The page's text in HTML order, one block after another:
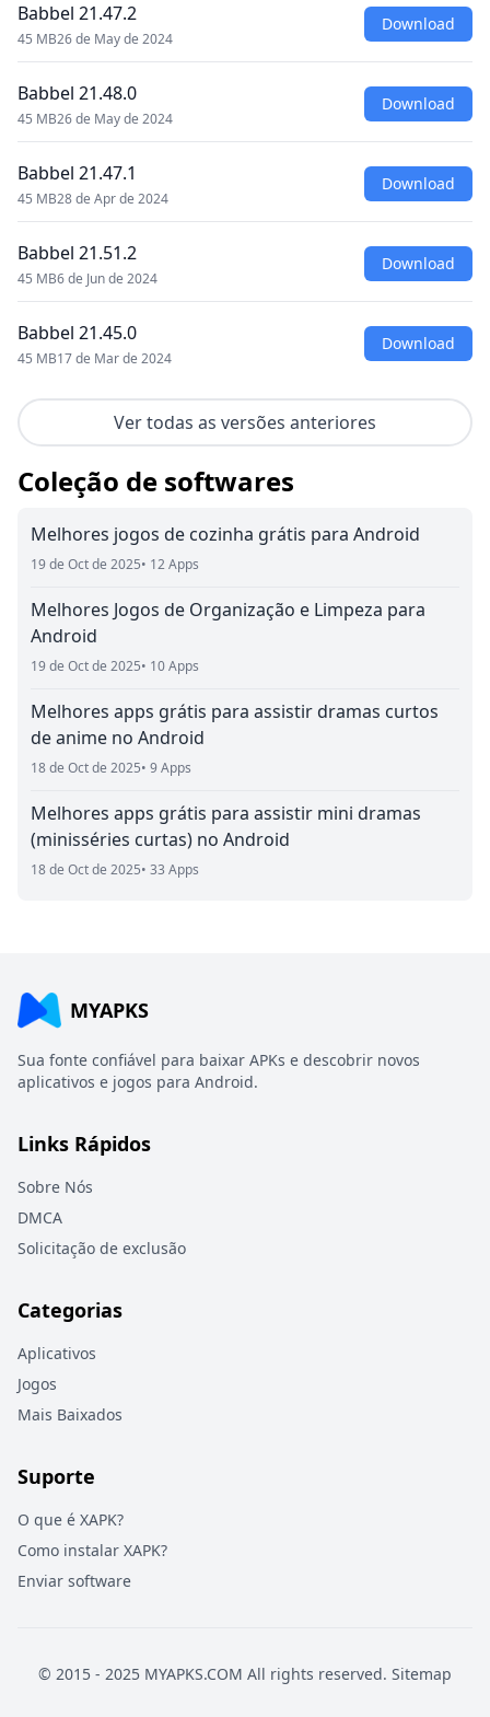
Babbel 21.47.2
45 MB26 de May de 2024
Download
Babbel 21.48.0
45 MB26 de May de 2024
Download
Babbel 21.47.1
45 MB28 de Apr de 2024
Download
Babbel 21.51.2
45 MB6 de Jun de 2024
Download
Babbel 21.45.0
45 MB17 de Mar de 2024
Download
Ver todas as versões anteriores
Coleção de softwares
Melhores jogos de cozinha grátis para Android
19 de Oct de 2025• 12 Apps
Melhores Jogos de Organização e Limpeza para
Android
19 de Oct de 2025• 10 Apps
Melhores apps grátis para assistir dramas curtos
de anime no Android
18 de Oct de 2025• 9 Apps
Melhores apps grátis para assistir mini dramas
(minisséries curtas) no Android
18 de Oct de 2025• 33 Apps
MYAPKS
Sua fonte confiável para baixar APKs e descobrir novos
aplicativos e jogos para Android.
Links Rápidos
Sobre Nós
DMCA
Solicitação de exclusão
Categorias
Aplicativos
Jogos
Mais Baixados
Suporte
O que é XAPK?
Como instalar XAPK?
Enviar software
© 2015 - 2025 MYAPKS.COM All rights reserved. Sitemap